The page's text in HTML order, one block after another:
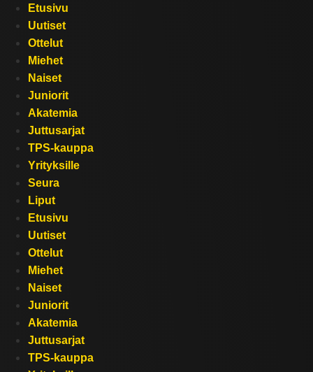
Etusivu
Uutiset
Ottelut
Miehet
Naiset
Juniorit
Akatemia
Juttusarjat
TPS-kauppa
Yrityksille
Seura
Liput
Etusivu
Uutiset
Ottelut
Miehet
Naiset
Juniorit
Akatemia
Juttusarjat
TPS-kauppa